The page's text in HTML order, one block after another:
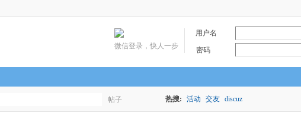
用户名
密码
微信登录，快人一步
帖子 热搜: 活动 交友 discuz